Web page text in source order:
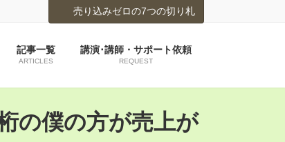
売り込みゼロの7つの切り札
記事一覧
ARTICLES
講演･講師・サポート依頼
REQUEST
の僕の方が売上が